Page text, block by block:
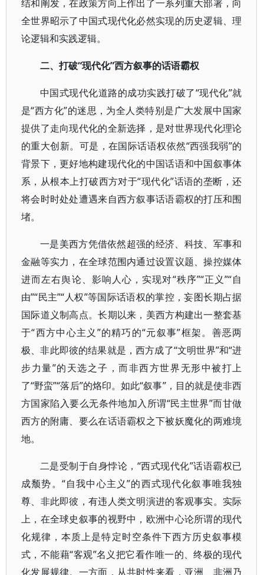
结和阐发，在政策方向上作出了一系列重大部署，向
全世界昭示了中国式现代化必然实现的历史逻辑、理
论逻辑和实践逻辑。
二、打破“现代化”西方叙事的话语霸权
中国式现代化道路的成功实践打破了“现代化”就
是“西方化”的迷思，为全人类特别是广大发展中国家
提供了走向现代化的全新选择，是对世界现代化理论
的重大创新。可是，在国际话语权依然“西强我弱”的
背景下，更好地构建现代化的中国话语和中国叙事体
系，从根本上打破西方对于“现代化”话语的垄断，还
将会时时处处遭遇来自西方叙事话语霸权的打压和围
堵。
一是美西方凭借依然超强的经济、科技、军事和
金融等实力，在全球范围内通过设置议题、操控媒体
进而左右舆论、影响人心，实现对“秩序”“正义”“自
由”“民主”“人权”等国际话语权的掌控，妄图长期占据
国际道义制高点。长期以来，美西方构建出一整套基
于“西方中心主义”的精巧的“元叙事”框架。善恶两
极、非此即彼的结果就是，西方成了“文明世界”和“进
步力量”的天选之子，而非西方世界无形中被打上
了“野蛮”“落后”的烙印。如此“叙事”，目的就是使非西
方国家陷入要么无条件地加入所谓“民主世界”而甘做
西方的附庸、要么在话语霸权之下被妖魔化的两难境
地。
二是受制于自身悖论，“西式现代化”话语霸权已
成颓势。“自我中心主义”的西式现代化叙事唯我独
尊、非此即彼，有违人类文明演进的客观事实。实际
上，在全球史叙事的视野中，欧洲中心论所谓的现代
化规律，本质上是特定时空条件下西方历史叙事模
式，不能藉“客观”名义把它看作唯一的、终极的现代
化发展规律。一方面，从共时性来看，亚洲、非洲乃